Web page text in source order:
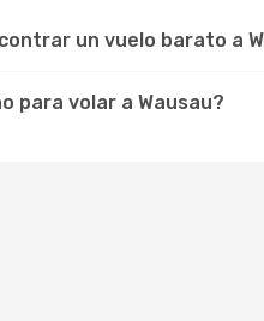
un vuelo barato a
para volar a Wausau?